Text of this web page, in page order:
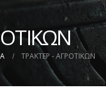
ΤΡΑΚΤΕΡ - ΑΓΡΟΤΙΚΩΝ